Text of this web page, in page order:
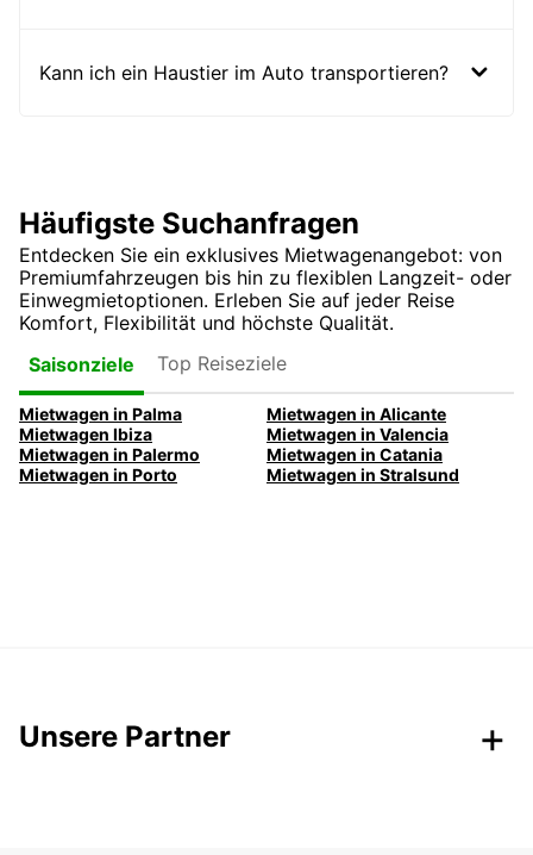
Kann ich ein Haustier im Auto transportieren?
Häufigste Suchanfragen
Entdecken Sie ein exklusives Mietwagenangebot: von
Premiumfahrzeugen bis hin zu flexiblen Langzeit- oder
Einwegmietoptionen. Erleben Sie auf jeder Reise
Komfort, Flexibilität und höchste Qualität.
Saisonziele
Top Reiseziele
Mietwagen in Palma
Mietwagen in Alicante
Mietwagen Ibiza
Mietwagen in Valencia
Mietwagen in Palermo
Mietwagen in Catania
Mietwagen in Porto
Mietwagen in Stralsund
Unsere Partner